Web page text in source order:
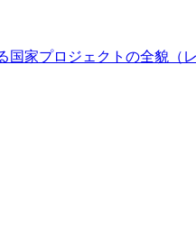
国家プロジェクトの全貌（